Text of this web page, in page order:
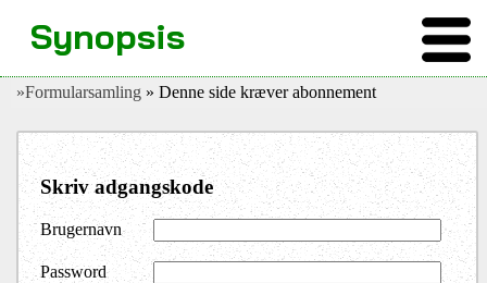
»Formularsamling » Denne side kræver abonnement
Skriv adgangskode
Brugernavn
Password
Synopsis